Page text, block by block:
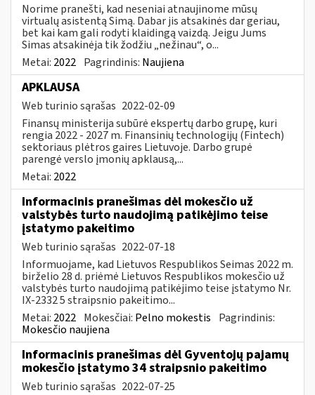
Norime pranešti, kad neseniai atnaujinome mūsų
virtualų asistentą Simą. Dabar jis atsakinės dar geriau,
bet kai kam gali rodyti klaidingą vaizdą. Jeigu Jums
Simas atsakinėja tik žodžiu „nežinau“, o...
Metai: 2022 Pagrindinis: Naujiena
APKLAUSA
Web turinio sąrašas 2022-02-09
Finansų ministerija subūrė ekspertų darbo grupę, kuri
rengia 2022 - 2027 m. Finansinių technologijų (Fintech)
sektoriaus plėtros gaires Lietuvoje. Darbo grupė
parengė verslo įmonių apklausą,...
Metai: 2022
Informacinis pranešimas dėl mokesčio už
valstybės turto naudojimą patikėjimo teise
įstatymo pakeitimo
Web turinio sąrašas 2022-07-18
Informuojame, kad Lietuvos Respublikos Seimas 2022 m.
birželio 28 d. priėmė Lietuvos Respublikos mokesčio už
valstybės turto naudojimą patikėjimo teise įstatymo Nr.
IX-2332 5 straipsnio pakeitimo...
Metai: 2022 Mokesčiai: Pelno mokestis Pagrindinis:
Mokesčio naujiena
Informacinis pranešimas dėl Gyventojų pajamų
mokesčio įstatymo 34 straipsnio pakeitimo
Web turinio sąrašas 2022-07-25